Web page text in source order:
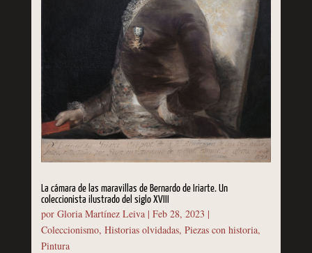
La cámara de las maravillas de Bernardo de Iriarte. Un
coleccionista ilustrado del siglo XVIII
por Gloria Martínez Leiva| Feb 28, 2023 |
Coleccionismo, Historias olvidadas, Piezas con historia,
Pintura